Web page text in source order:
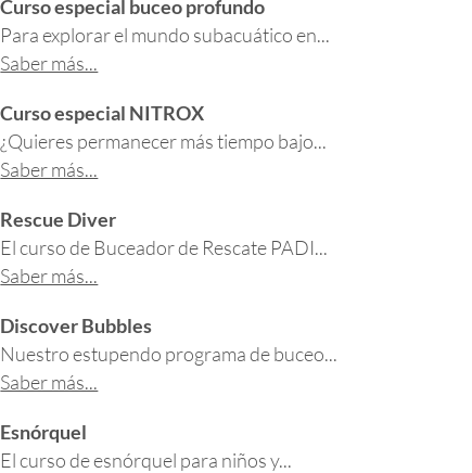
Curso especial buceo profundo
Para explorar el mundo subacuático en...
Saber más...
Curso especial NITROX
¿Quieres permanecer más tiempo bajo...
Saber más...
Rescue Diver
El curso de Buceador de Rescate PADI...
Saber más...
Discover Bubbles
Nuestro estupendo programa de buceo...
Saber más...
Esnórquel
El curso de esnórquel para niños y...